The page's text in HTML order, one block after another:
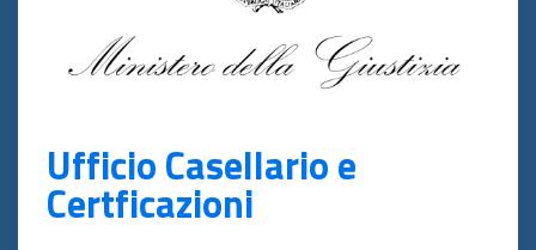
Ufficio Casellario e
Certficazioni